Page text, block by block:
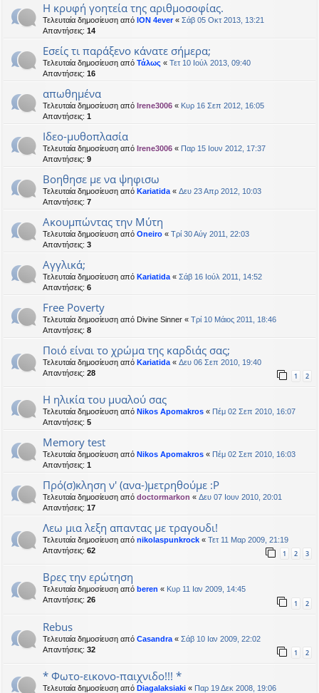
Η κρυφή γοητεία της αριθμοσοφίας.
Τελευταία δημοσίευση από ION 4ever« Σάβ 05 Οκτ 2013, 13:21
Απαντήσεις: 14
Εσείς τι παράξενο κάνατε σήμερα;
Τελευταία δημοσίευση από Τάλως « Τετ 10 Ιούλ 2013, 09:40
Απαντήσεις: 16
απωθημένα
Τελευταία δημοσίευση από Irene3006 « Κυρ 16 Σεπ 2012, 16:05
Απαντήσεις: 1
Ιδεο-μυθοπλασία
Τελευταία δημοσίευση από Irene3006 « Παρ 15 Ιουν 2012, 17:37
Απαντήσεις: 9
Βοηθησε με να ψηφισω
Τελευταία δημοσίευση από Kariatida « Δευ 23 Απρ 2012, 10:03
Απαντήσεις: 7
Ακουμπώντας την Μύτη
Τελευταία δημοσίευση από Oneiro « Τρί 30 Αύγ 2011, 22:03
Απαντήσεις: 3
Αγγλικά;
Τελευταία δημοσίευση από Kariatida « Σάβ 16 Ιούλ 2011, 14:52
Απαντήσεις: 6
Free Poverty
Τελευταία δημοσίευση από Divine Sinner « Τρί 10 Μάιος 2011, 18:46
Απαντήσεις: 8
Ποιό είναι το χρώμα της καρδιάς σας;
Τελευταία δημοσίευση από Kariatida « Δευ 06 Σεπ 2010, 19:40
Απαντήσεις: 28 1 2
Η ηλικία του μυαλού σας
Τελευταία δημοσίευση από Nikos Apomakros « Πέμ 02 Σεπ 2010, 16:07
Απαντήσεις: 5
Memory test
Τελευταία δημοσίευση από Nikos Apomakros « Πέμ 02 Σεπ 2010, 16:03
Απαντήσεις: 1
Πρό(σ)κληση ν' (ανα-)μετρηθούμε :Ρ
Τελευταία δημοσίευση από doctormarkon « Δευ 07 Ιουν 2010, 20:01
Απαντήσεις: 17
Λεω μια λεξη απαντας με τραγουδι!
Τελευταία δημοσίευση από nikolaspunkrock « Τετ 11 Μαρ 2009, 21:19
Απαντήσεις: 62 1 2 3
Βρες την ερώτηση
Τελευταία δημοσίευση από beren « Κυρ 11 Ιαν 2009, 14:45
Απαντήσεις: 26 1 2
Rebus
Τελευταία δημοσίευση από Casandra « Σάβ 10 Ιαν 2009, 22:02
Απαντήσεις: 32 1 2
* Φωτο-εικονο-παιχνιδο!!! *
Τελευταία δημοσίευση από Diagalaksiaki « Παρ 19 Δεκ 2008, 19:06